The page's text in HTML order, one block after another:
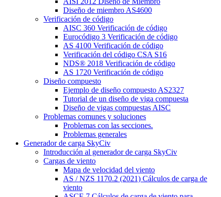
Diseño de miembro AS4600
Verificación de código
AISC 360 Verificación de código
Eurocódigo 3 Verificación de código
AS 4100 Verificación de código
Verificación del código CSA S16
NDS® 2018 Verificación de código
AS 1720 Verificación de código
Diseño compuesto
Ejemplo de diseño compuesto AS2327
Tutorial de un diseño de viga compuesta
Diseño de vigas compuestas AISC
Problemas comunes y soluciones
Problemas con las secciones.
Problemas generales
Generador de carga SkyCiv
Introducción al generador de carga SkyCiv
Cargas de viento
Mapa de velocidad del viento
AS / NZS 1170.2 (2021) Cálculos de carga de
viento